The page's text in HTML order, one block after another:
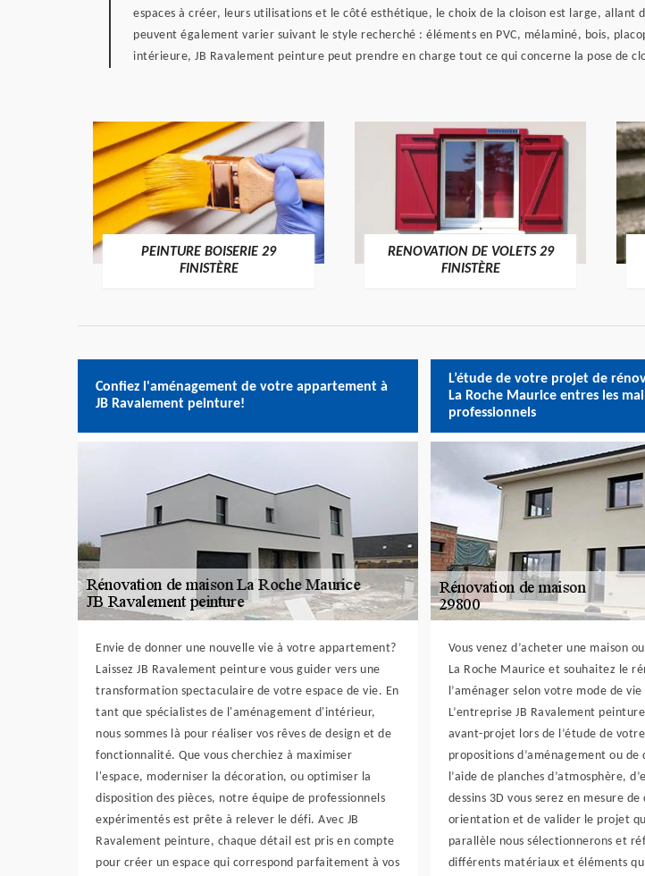
espaces à créer, leurs utilisations et le côté esthétique, le choix de la cloison est large, allant
peuvent également varier suivant le style recherché : éléments en PVC, mélaminé, bois,
intérieure, JB Ravalement peinture peut prendre en charge tout ce qui concerne la pose de
PEINTURE BOISERIE 29
FINISTÈRE
RENOVATION DE VOLETS 29
FINISTÈRE
Confiez l'aménagement de votre appartement à
JB Ravalement peinture!
Envie de donner une nouvelle vie à votre appartement?
Laissez JB Ravalement peinture vous guider vers une
transformation spectaculaire de votre espace de vie. En
tant que spécialistes de l'aménagement d'intérieur,
nous sommes là pour réaliser vos rêves de design et de
fonctionnalité. Que vous cherchiez à maximiser
l'espace, moderniser la décoration, ou optimiser la
disposition des pièces, notre équipe de professionnels
expérimentés est prête à relever le défi. Avec JB
Ravalement peinture, chaque détail est pris en compte
pour créer un espace qui correspond parfaitement à vos
L’étude de votre projet de
La Roche Maurice entres les
professionnels
Vous venez d’acheter une maison
La Roche Maurice et souhaitez le
l’aménager selon votre mode de
L’entreprise JB Ravalement
avant-projet lors de l’étude de
propositions d’aménagement ou
l’aide de planches d’atmosphère,
dessins 3D vous serez en mesure de
orientation et de valider le projet
parallèle nous sélectionnerons et
différents matériaux et éléments